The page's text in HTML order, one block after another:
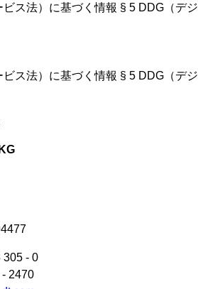
ス法）に基づく情報 § 5 DDG（デジ
ス法）に基づく情報 § 5 DDG（デジ
305 - 0
- 2470